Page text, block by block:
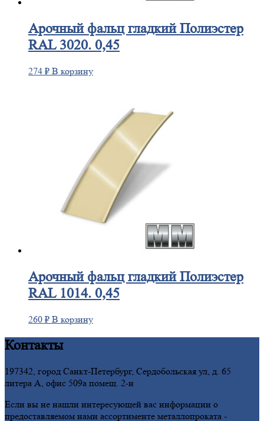
Арочныйфальц гладкий Полиэстер
RAL 3020. 0,45
274 ₽ В корзину
Арочныйфальц гладкий Полиэстер
RAL 1014. 0,45
260 ₽ В корзину
Контакты
197342, город Санкт-Петербург, Сердобольская ул, д. 65
литера А, офис 509а помещ. 2-н
Если вы не нашли интересующей вас информации о
предоставляемом нами ассортименте металлопроката -